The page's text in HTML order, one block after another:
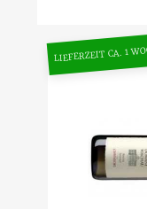
LIEFERZEIT CA. 1